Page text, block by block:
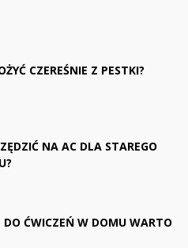
CZEREŚNIE Z PESTKI?
NA AC DLA STAREGO
DO ĆWICZEŃ W DOMU WARTO